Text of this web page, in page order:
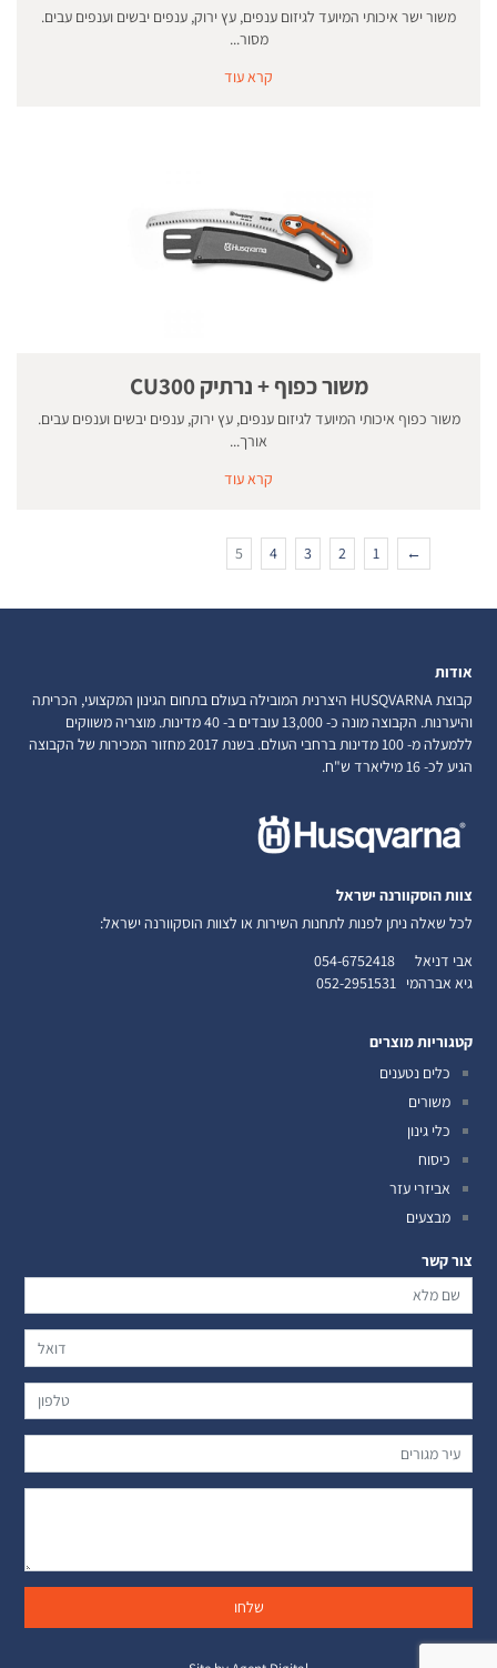
משור ישר איכותי המיועד לגיזום ענפים, עץ ירוק, ענפים יבשים וענפים עבים.
מסור...
קרא עוד
משור כפוף + נרתיק CU300
משור כפוף איכותי המיועד לגיזום ענפים, עץ ירוק, ענפים יבשים וענפים עבים.
אורך...
קרא עוד
←
1
2
3
4
5
אודות
קבוצת HUSQVARNA היצרנית המובילה בעולם בתחום הגינון המקצועי, הכריתה
והיערנות. הקבוצה מונה כ- 13,000 עובדים ב- 40 מדינות. מוצריה משווקים
ללמעלה מ- 100 מדינות ברחבי העולם. בשנת 2017 מחזור המכירות של הקבוצה
הגיע לכ- 16 מיליארד ש"ח.
צוות הוסקוורנה ישראל
לכל שאלה ניתן לפנות לתחנות השירות או לצוות הוסקוורנה ישראל:
אבי דניאל 054-6752418
גיא אברהמי 052-2951531
קטגוריות מוצרים
כלים נטענים
משורים
כלי גינון
כיסוח
אביזרי עזר
מבצעים
צור קשר